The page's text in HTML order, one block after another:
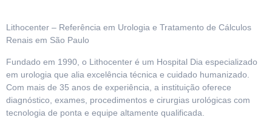
Lithocenter – Referência em Urologia e Tratamento de Cálculos
Renais em São Paulo
Fundado em 1990, o Lithocenter é um Hospital Dia especializado
em urologia que alia excelência técnica e cuidado humanizado.
Com mais de 35 anos de experiência, a instituição oferece
diagnóstico, exames, procedimentos e cirurgias urológicas com
tecnologia de ponta e equipe altamente qualificada.